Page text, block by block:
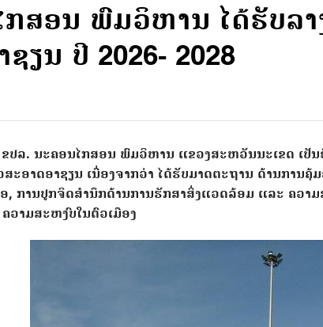
ສອນ ພົມວິຫານ ໄດ້ຮັບລ
ຽນ ປີ 2026- 2028
ຂປລ. ນະຄອນໄກສອນ ພົມວິຫານ ແຂວງສະຫວັນນະເຂດ ເປັ
ະອາດອາຊຽນ ເນື່ອງຈາກວ່າ ໄດ້ຮັບມາດຕະຖານ ດ້ານການ
, ການປູກຈິດສໍານຶກດ້ານການຮັກສາສິ່ງແວດລ້ອມ ແລະ ຄວາ
ວາມສະຫງົບໃນຕົວເມືອງ